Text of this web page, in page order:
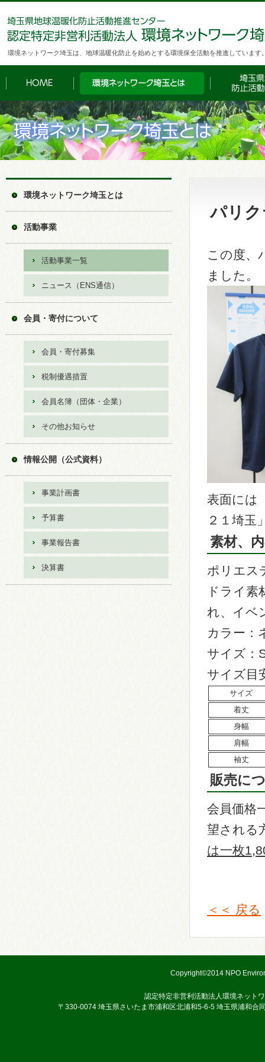
環境ネットワーク埼玉は、地球温暖化防止を始めとする環境保全活動を推進しています
パリ
この度、
ました。
表面には
２１埼玉
素材、
ポリエス
ドライ素
れ、イベ
カラー：
サイズ：
サイズ目
サイズ
着丈
身幅
肩幅
袖丈
販売に
会員価格
望される
は一枚
＜＜ 戻る
環境ネットワーク埼玉とは
活動事業
活動事業一覧
ニュース（ENS通信）
会員・寄付について
会員・寄付募集
税制優遇措置
会員名簿（団体・企業）
その他お知らせ
情報公開（公式資料）
事業計画書
予算書
事業報告書
決算書
Copyright©2014 NPO
認定特定非営利活動法人環境ネット
〒330-0074 埼玉県さいたま市浦和区北浦和5-6-5 埼玉県浦